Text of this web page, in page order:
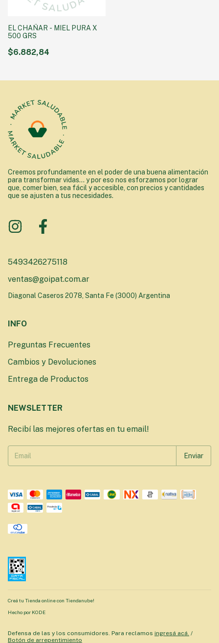
EL CHAÑAR - MIEL PURA X
500 GRS
$6.882,84
Creemos profundamente en el poder de una buena alimentación
para transformar vidas... y por eso nos esforzamos por lograr
que, comer bien, sea fácil y accesible, con precios y cantidades
que se ajusten a tus necesidades.
5493426275118
ventas@goipat.com.ar
Diagonal Caseros 2078, Santa Fe (3000) Argentina
INFO
Preguntas Frecuentes
Cambios y Devoluciones
Entrega de Productos
NEWSLETTER
Recibí las mejores ofertas en tu email!
Creá tu Tienda online con Tiendanube!
Hecho por KODE
Defensa de las y los consumidores. Para reclamos ingresá acá. /
Botón de arrepentimiento